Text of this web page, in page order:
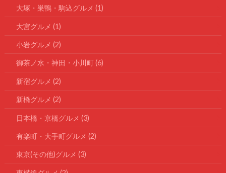
大塚・巣鴨・駒込グルメ (1)
大宮グルメ (1)
小岩グルメ (2)
御茶ノ水・神田・小川町(6)
新宿グルメ (2)
新橋グルメ (2)
日本橋・京橋グルメ (3)
有楽町・大手町グルメ (2)
東京(その他)グルメ (3)